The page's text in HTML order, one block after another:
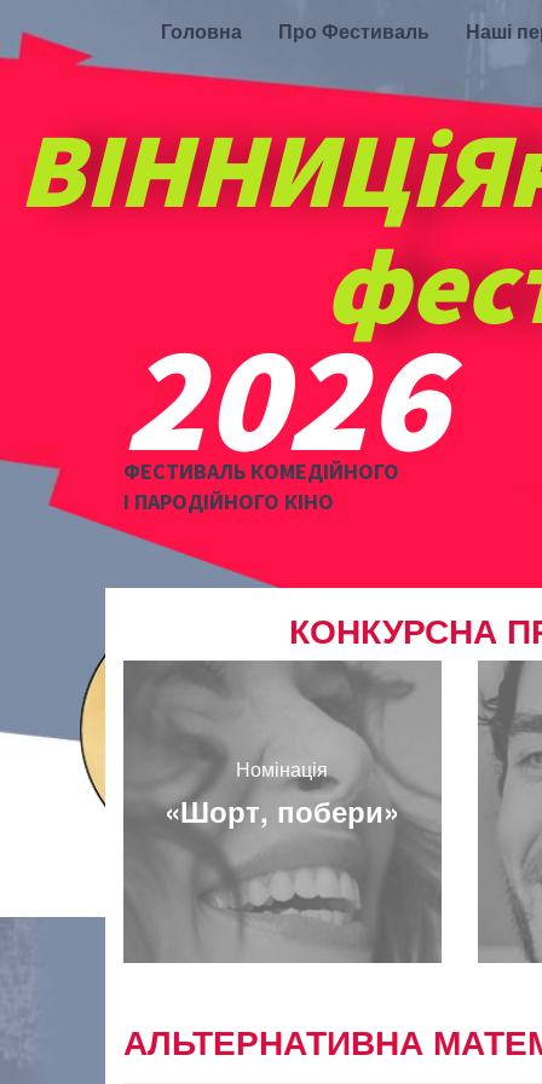
Головна Про Фестиваль Наші
2026
ФЕСТИВАЛЬ КОМЕДІЙНОГО
І ПАРОДІЙНОГО КІНО
КОНКУРСНА
Номінація
«Шорт, побери»
АЛЬТЕРНАТИВНА